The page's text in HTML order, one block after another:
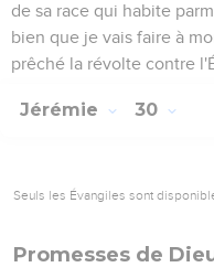
de sa race qui habite
bien que je vais faire à
prêché la révolte contre
Jérémie 30
Seuls les Évangiles sont
Promesses de